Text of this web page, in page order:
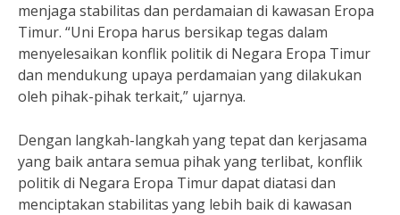
menjaga stabilitas dan perdamaian di kawasan Eropa
Timur. “Uni Eropa harus bersikap tegas dalam
menyelesaikan konflik politik di Negara Eropa Timur
dan mendukung upaya perdamaian yang dilakukan
oleh pihak-pihak terkait,” ujarnya.
Dengan langkah-langkah yang tepat dan kerjasama
yang baik antara semua pihak yang terlibat, konflik
politik di Negara Eropa Timur dapat diatasi dan
menciptakan stabilitas yang lebih baik di kawasan